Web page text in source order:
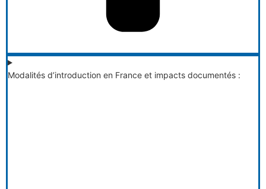
Modalités d’introduction en France et impacts documentés :